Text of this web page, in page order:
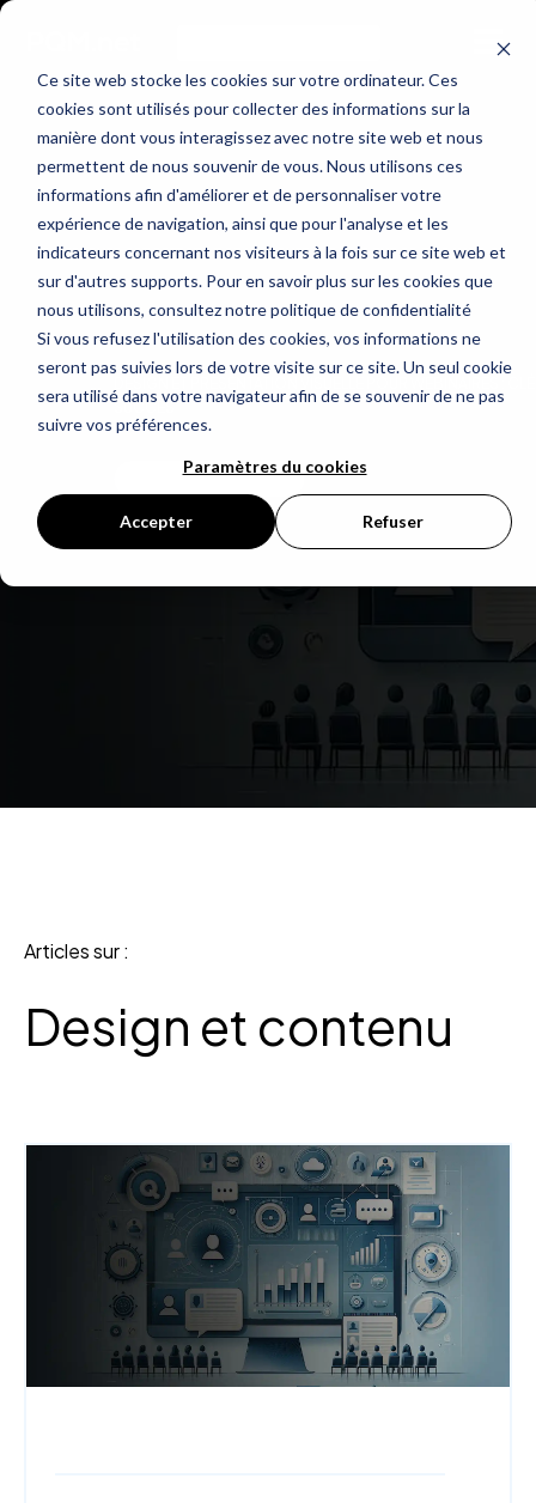
Ce site web stocke les cookies sur votre ordinateur. Ces
cookies sont utilisés pour collecter des informations sur la
manière dont vous interagissez avec notre site web et nous
permettent de nous souvenir de vous. Nous utilisons ces
informations afin d'améliorer et de personnaliser votre
expérience de navigation, ainsi que pour l'analyse et les
indicateurs concernant nos visiteurs à la fois sur ce site web et
sur d'autres supports. Pour en savoir plus sur les cookies que
nous utilisons, consultez notre politique de confidentialité
Si vous refusez l'utilisation des cookies, vos informations ne
seront pas suivies lors de votre visite sur ce site. Un seul cookie
sera utilisé dans votre navigateur afin de se souvenir de ne pas
suivre vos préférences.
Paramètres du cookies
Accepter Refuser
SUCCÈS
LIRE L'ARTICLE
Articles sur :
Design et contenu